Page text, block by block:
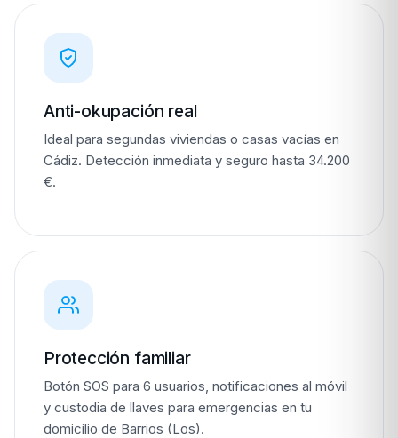
Anti-okupación real
Ideal para segundas viviendas o casas vacías en
Cádiz. Detección inmediata y seguro hasta 34.200
€.
Protección familiar
Botón SOS para 6 usuarios, notificaciones al móvil
y custodia de llaves para emergencias en tu
domicilio de Barrios (Los).